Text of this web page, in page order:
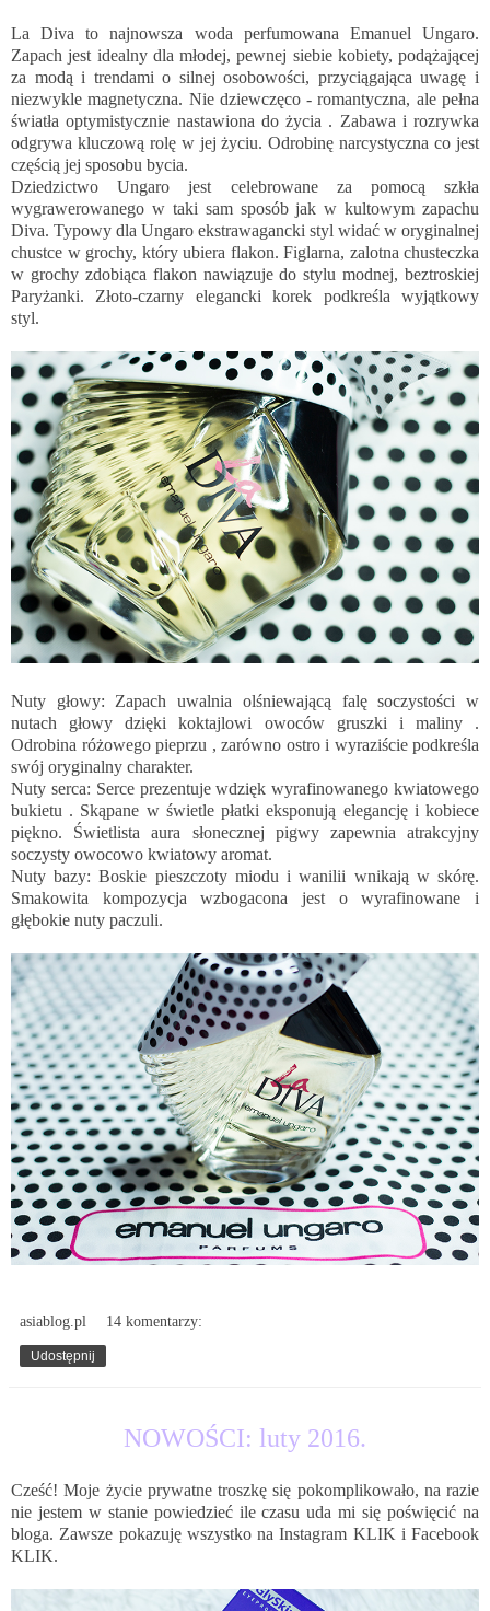
La Diva to najnowsza woda perfumowana Emanuel Ungaro.
Zapach jest idealny dla młodej, pewnej siebie kobiety, podążającej
za modą i trendami o silnej osobowości, przyciągająca uwagę i
niezwykle magnetyczna. Nie dziewczęco - romantyczna, ale pełna
światła optymistycznie nastawiona do życia . Zabawa i rozrywka
odgrywa kluczową rolę w jej życiu. Odrobinę narcystyczna co jest
częścią jej sposobu bycia.
Dziedzictwo Ungaro jest celebrowane za pomocą szkła
wygrawerowanego w taki sam sposób jak w kultowym zapachu
Diva. Typowy dla Ungaro ekstrawagancki styl widać w oryginalnej
chustce w grochy, który ubiera flakon. Figlarna, zalotna chusteczka
w grochy zdobiąca flakon nawiązuje do stylu modnej, beztroskiej
Paryżanki. Złoto-czarny elegancki korek podkreśla wyjątkowy
styl.
Nuty głowy: Zapach uwalnia olśniewającą falę soczystości w
nutach głowy dzięki koktajlowi owoców gruszki i maliny .
Odrobina różowego pieprzu , zarówno ostro i wyraziście podkreśla
swój oryginalny charakter.
Nuty serca: Serce prezentuje wdzięk wyrafinowanego kwiatowego
bukietu . Skąpane w świetle płatki eksponują elegancję i kobiece
piękno. Świetlista aura słonecznej pigwy zapewnia atrakcyjny
soczysty owocowo kwiatowy aromat.
Nuty bazy: Boskie pieszczoty miodu i wanilii wnikają w skórę.
Smakowita kompozycja wzbogacona jest o wyrafinowane i
głębokie nuty paczuli.
asiablog.pl 14 komentarzy:
Udostępnij
NOWOŚCI: luty 2016.
Cześć! Moje życie prywatne troszkę się pokomplikowało, na razie
nie jestem w stanie powiedzieć ile czasu uda mi się poświęcić na
bloga. Zawsze pokazuję wszystko na Instagram KLIK i Facebook
KLIK.